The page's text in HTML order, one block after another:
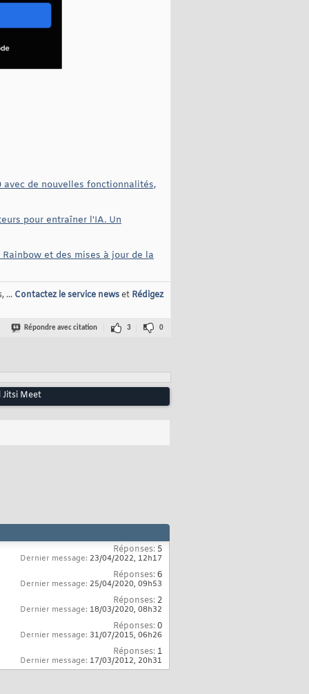
de nouvelles fonctionnalités,
pour entraîner l'IA. Un
et des mises à jour de la
... Contactez le service newset Rédigez
Répondre avec citation 3 0
Jitsi Meet
Réponses: 5
Dernier message: 23/04/2022, 12h17
Réponses:6
Dernier message: 25/04/2020, 09h53
Réponses: 2
Dernier message: 18/03/2020, 08h32
Réponses:0
Dernier message: 31/07/2015, 06h26
Réponses: 1
Dernier message: 17/03/2012, 20h31